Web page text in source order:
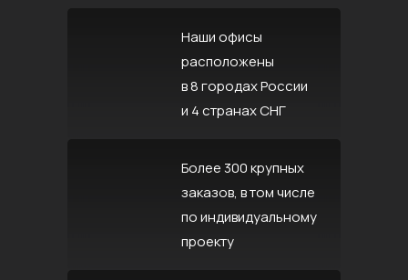
Наши офисы
расположены
в 8 городах России
и 4 странах СНГ
Более 300 крупных
заказов, в том числе
по индивидуальному
проекту